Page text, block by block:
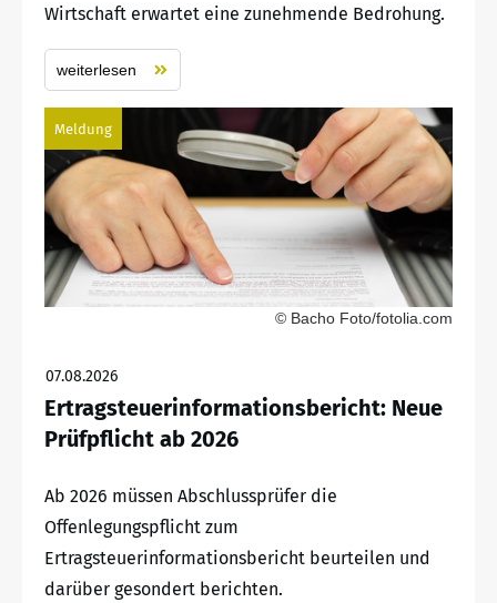
Wirtschaft erwartet eine zunehmende Bedrohung.
weiterlesen
Meldung
© Bacho Foto/fotolia.com
07.08.2026
Ertragsteuerinformationsbericht: Neue
Prüfpflicht ab 2026
Ab 2026 müssen Abschlussprüfer die
Offenlegungspflicht zum
Ertragsteuerinformationsbericht beurteilen und
darüber gesondert berichten.